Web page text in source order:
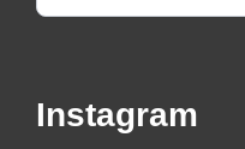
Instagram